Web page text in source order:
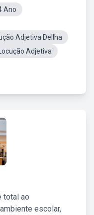
Ano
Adjetiva DeIlha
Adjetiva
total ao
escolar,